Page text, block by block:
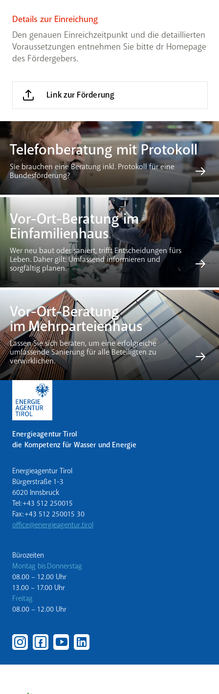
Details zur Einreichung
Den genauen Einreichzeitpunkt und die detaillierten
Voraussetzungen entnehmen Sie bitte dr Homepage
des Fördergebers.
Link zur Förderung
Telefonberatung mit Protokoll
Sie brauchen eine Beratung inkl. Protokoll für eine
Bundesförderung?
Vor-Ort-Beratung im
Einfamilienhaus
Wer neu baut oder saniert, trifft Entscheidungen fürs
Leben. Daher gilt: Umfassend informieren und
sorgfältig planen.
Vor-Ort-Beratung
im Mehrparteienhaus
Lassen Sie sich beraten, um eine erfolgreiche
umfassende Sanierung für alle Beteiligten zu
verwirklichen.
Energieagentur Tirol
die Kompetenz für Wasser und Energie
Energieagentur Tirol
Bürgerstraße 1-3
6020 Innsbruck
Tel: +43 512 250015
Fax: +43 512 250015 30
office@energieagentur.tirol
Bürozeiten
Montag bis Donnerstag
08.00 – 12.00 Uhr
13.00 – 17.00 Uhr
Freitag
08.00 – 12.00 Uhr